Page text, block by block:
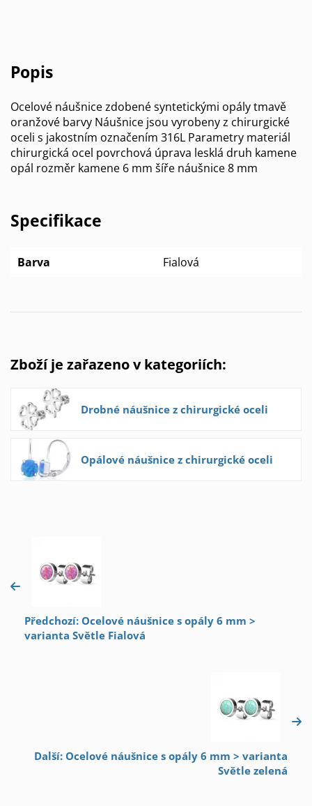
Popis
Ocelové náušnice zdobené syntetickými opály tmavě
oranžové barvy Náušnice jsou vyrobeny z chirurgické
oceli s jakostním označením 316L Parametry materiál
chirurgická ocel povrchová úprava lesklá druh kamene
opál rozměr kamene 6 mm šíře náušnice 8 mm
Specifikace
Barva Fialová
Zboží je zařazeno v kategoriích:
Drobné náušnice z chirurgické oceli
Opálové náušnice z chirurgické oceli
Předchozí: Ocelové náušnice s opály 6 mm >
varianta Světle Fialová
Další: Ocelové náušnice s opály 6 mm > varianta
Světle zelená